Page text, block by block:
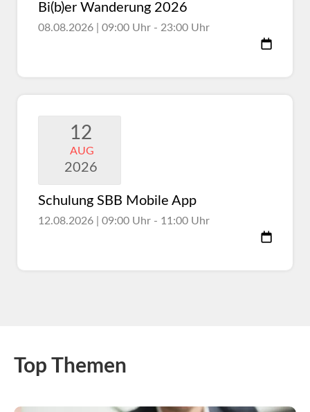
Bi(b)er Wanderung 2026
08.08.2026 | 09:00 Uhr - 23:00 Uhr
2026
AUG
12
Schulung SBB Mobile App
12.08.2026 | 09:00 Uhr - 11:00 Uhr
Top Themen